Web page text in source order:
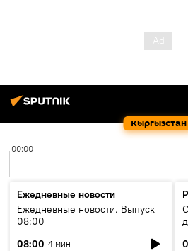
Кыргызстан
00:00
Ежедневные новости
Ежедневные новости. Выпуск
08:00
08:00 4 мин